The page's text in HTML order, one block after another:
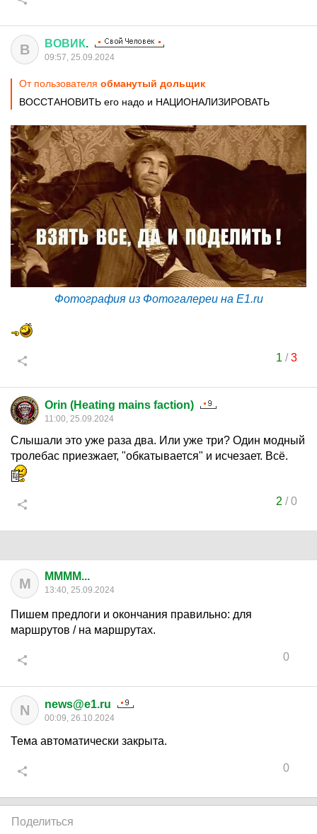
В ВОВИК.
09:57, 25.09.2024
От пользователя обманутый дольщик
ВОССТАНОВИТЬ его надо и НАЦИОНАЛИЗИРОВАТЬ
Фотография из Фотогалереи на E1.ru
1 /3
Orin (Heating mains faction)
11:00, 25.09.2024
Слышали это уже раза два. Или уже три? Один модный
тролебас приезжает, "обкатывается" и исчезает. Всё.
2 /0
M MMMM...
13:40, 25.09.2024
Пишем предлоги и окончания правильно: для
маршрутов / на маршрутах.
0
N news@e1.ru
00:09, 26.10.2024
Тема автоматически закрыта.
0
Поделиться